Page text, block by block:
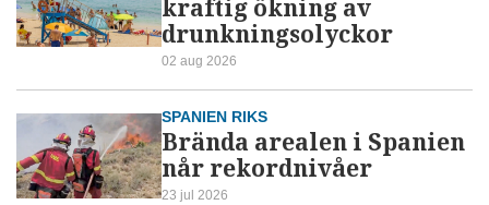
kraftig ökning av
drunkningsolyckor
02 aug 2026
SPANIEN RIKS
Brända arealen i Spanien
når rekordnivåer
23 jul 2026